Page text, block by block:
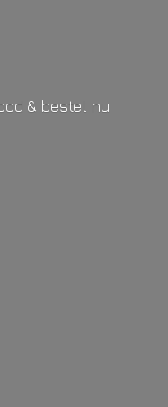
& bestel nu